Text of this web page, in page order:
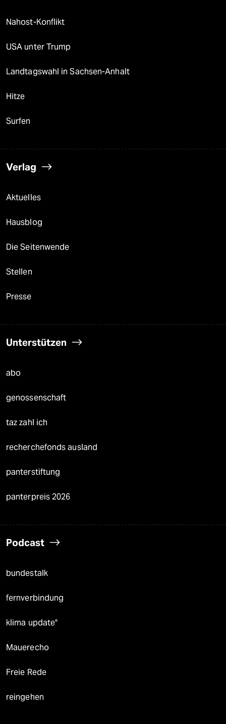
Nahost-Konflikt
USA unter Trump
Landtagswahl in Sachsen-Anhalt
Hitze
Surfen
Verlag
Aktuelles
Hausblog
Die Seitenwende
Stellen
Presse
Unterstützen
abo
genossenschaft
taz zahl ich
recherchefonds ausland
panterstiftung
panterpreis 2026
Podcast
bundestalk
fernverbindung
klima update°
Mauerecho
Freie Rede
reingehen